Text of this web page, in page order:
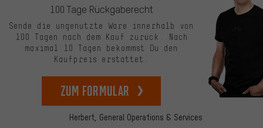
Herbert, General Operations & Services
100 Tage Rückgaberecht
Sende die ungenutzte Ware innerhalb von
100 Tagen nach dem Kauf zurück. Nach
maximal 10 Tagen bekommst Du den
Kaufpreis erstattet.
zum Formular